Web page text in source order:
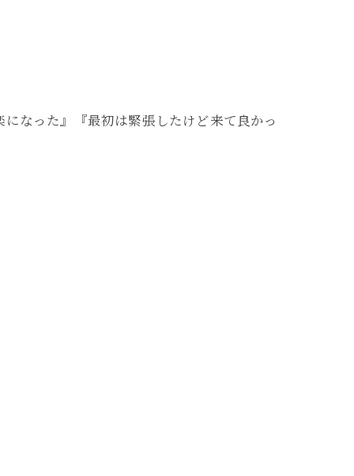
なった』『最初は緊張したけど来て良かっ